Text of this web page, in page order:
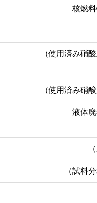
核燃
（使用済み硝
（使用済み硝
液体
（試料